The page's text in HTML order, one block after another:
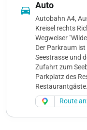
directions_car Auto
Autobahn A4,
Kreisel rechts
Wegweiser
Der Parkraum
Seestrasse und
Zufahrt zum
Parkplatz des
Restaurantgäste.
Route